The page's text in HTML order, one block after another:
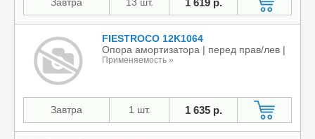
FIESTROCO 12K1064
Опора амортизатора | перед прав/лев |
Применяемость »
Завтра 1 шт. 1 635 р.